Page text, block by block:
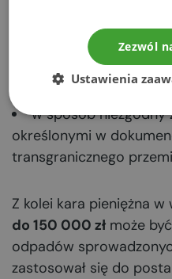
bez otrzymania
ze zgodą uzyskaną
sfałszowania
w sposób niezgodny
określonymi w
transgranicznego
Z kolei kara pieniężna w
do 150 000 zł może
odpadów
zastosował się do
Zezwól
Ustawienia